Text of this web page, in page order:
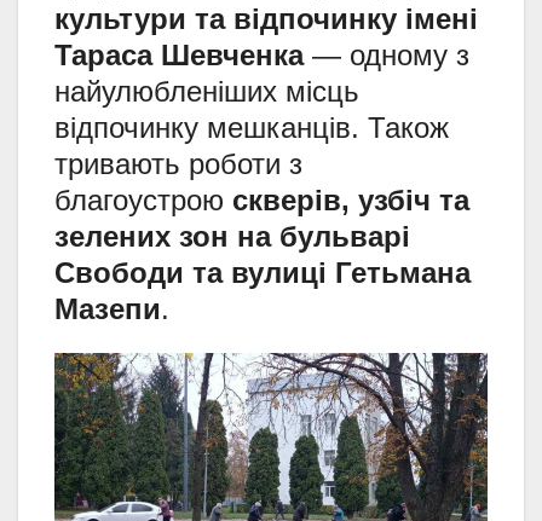
культури та відпочинку імені
Тараса Шевченка— одному з
найулюбленіших місць
відпочинку мешканців. Також
тривають роботи з
благоустрою скверів, узбіч та
зелених зон на бульварі
Свободи та вулиці Гетьмана
Мазепи.